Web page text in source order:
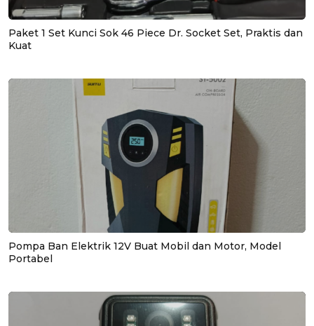
Paket 1 Set Kunci Sok 46 Piece Dr. Socket Set, Praktis dan
Kuat
Pompa Ban Elektrik 12V Buat Mobil dan Motor, Model
Portabel